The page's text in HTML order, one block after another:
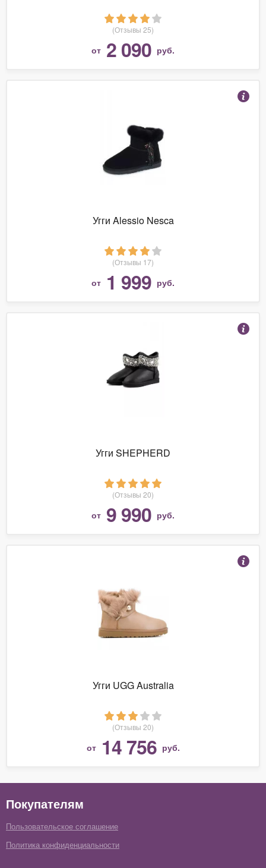
(Отзывы 25)
от 2 090 руб.
Угги Alessio Nesca
(Отзывы 17)
от 1 999 руб.
Угги SHEPHERD
(Отзывы 20)
от 9 990 руб.
Угги UGG Australia
(Отзывы 20)
от 14 756 руб.
Покупателям
Пользовательское соглашение
Политика конфиденциальности